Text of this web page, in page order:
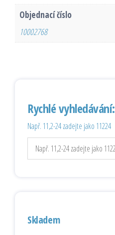
Objednací číslo
10002768
Rychlé vyhledávání:
Např. 11,2-24 zadejte jako 11224
Skladem